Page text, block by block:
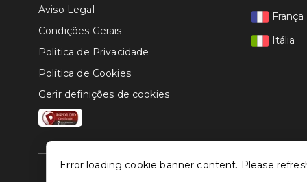
Aviso Legal
Condições Gerais
Politica de Privacidade
Política de Cookies
Gerir definições de cookies
França
Itália
Error loading cookie banner content. Please